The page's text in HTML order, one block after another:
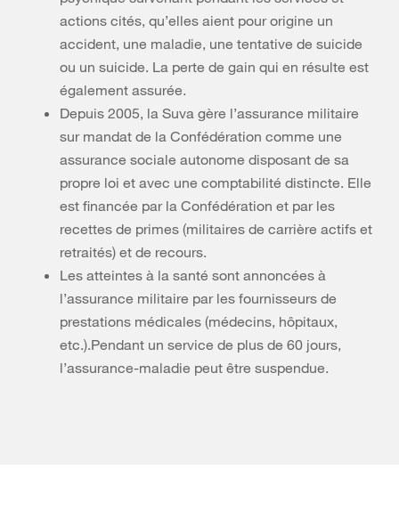
actions cités, qu’elles aient pour origine un
accident, une maladie, une tentative de suicide
ou un suicide. La perte de gain qui en résulte est
également assurée.
Depuis 2005, la Suva gère l’assurance militaire
sur mandat de la Confédération comme une
assurance sociale autonome disposant de sa
propre loi et avec une comptabilité distincte. Elle
est financée par la Confédération et par les
recettes de primes (militaires de carrière actifs et
retraités) et de recours.
Les atteintes à la santé sont annoncées à
l’assurance militaire par les fournisseurs de
prestations médicales (médecins, hôpitaux,
etc.).Pendant un service de plus de 60 jours,
l’assurance-maladie peut être suspendue.